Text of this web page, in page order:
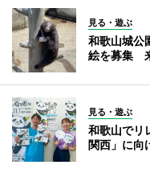
見る・遊ぶ
和歌山城公
絵を募集
見る・遊ぶ
和歌山で
関西」に向